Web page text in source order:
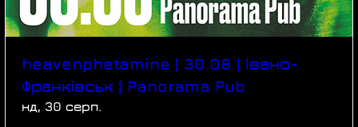
heavenphetamine | 30.08 | Івано-
Франківськ | Panorama Pub
нд, 30 серп.